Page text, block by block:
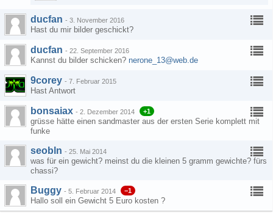
ducfan - 3. November 2016
Hast du mir bilder geschickt?
ducfan - 22. September 2016
Kannst du bilder schicken? nerone_13@web.de
9corey - 7. Februar 2015
Hast Antwort
bonsaiax - 2. Dezember 2014 +1
grüsse hätte einen sandmaster aus der ersten Serie komplett mit
funke
seobln - 25. Mai 2014
was für ein gewicht? meinst du die kleinen 5 gramm gewichte? fürs
chassi?
Buggy - 5. Februar 2014 −1
Hallo soll ein Gewicht 5 Euro kosten ?